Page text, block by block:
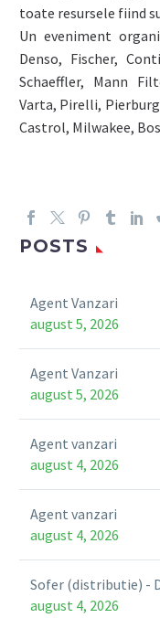
toate resursele fiind
Un eveniment
Denso, Fischer,
Schaeffler, Mann
Varta, Pirelli,
Castrol, Milwakee,
POSTS
Agent Vanzari
august 5, 2026
Agent Vanzari
august 5, 2026
Agent vanzari
august 4, 2026
Agent vanzari
august 4, 2026
Sofer (distributie) -
august 4, 2026